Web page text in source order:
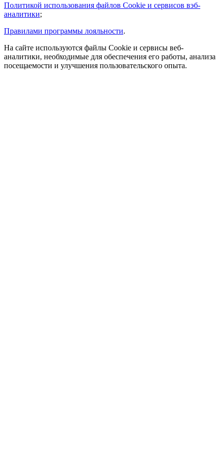
Политикой использования файлов Cookie и сервисов вэб-
аналитики;
Правилами программы лояльности.
На сайте используются файлы Cookie и сервисы веб-
аналитики, необходимые для обеспечения его работы, анализа
посещаемости и улучшения пользовательского опыта.